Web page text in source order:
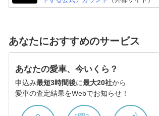
あなたにおすすめのサービス
あなたの愛車、今いくら？
申込み最短3時間後に最大20社から
愛車の査定結果をWebでお知らせ！